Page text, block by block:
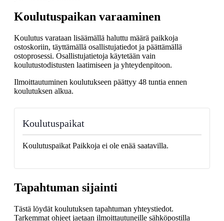
Koulutuspaikan varaaminen
Koulutus varataan lisäämällä haluttu määrä paikkoja
ostoskoriin, täyttämällä osallistujatiedot ja päättämällä
ostoprosessi. Osallistujatietoja käytetään vain
koulutustodistusten laatimiseen ja yhteydenpitoon.
Ilmoittautuminen koulutukseen päättyy 48 tuntia ennen
koulutuksen alkua.
Koulutuspaikat
Koulutuspaikat Paikkoja ei ole enää saatavilla.
Tapahtuman sijainti
Tästä löydät koulutuksen tapahtuman yhteystiedot.
Tarkemmat ohjeet jaetaan ilmoittautuneille sähköpostilla